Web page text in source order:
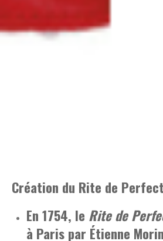
Création du Rite de
En 1754, le Rite de
à Paris par Étienne